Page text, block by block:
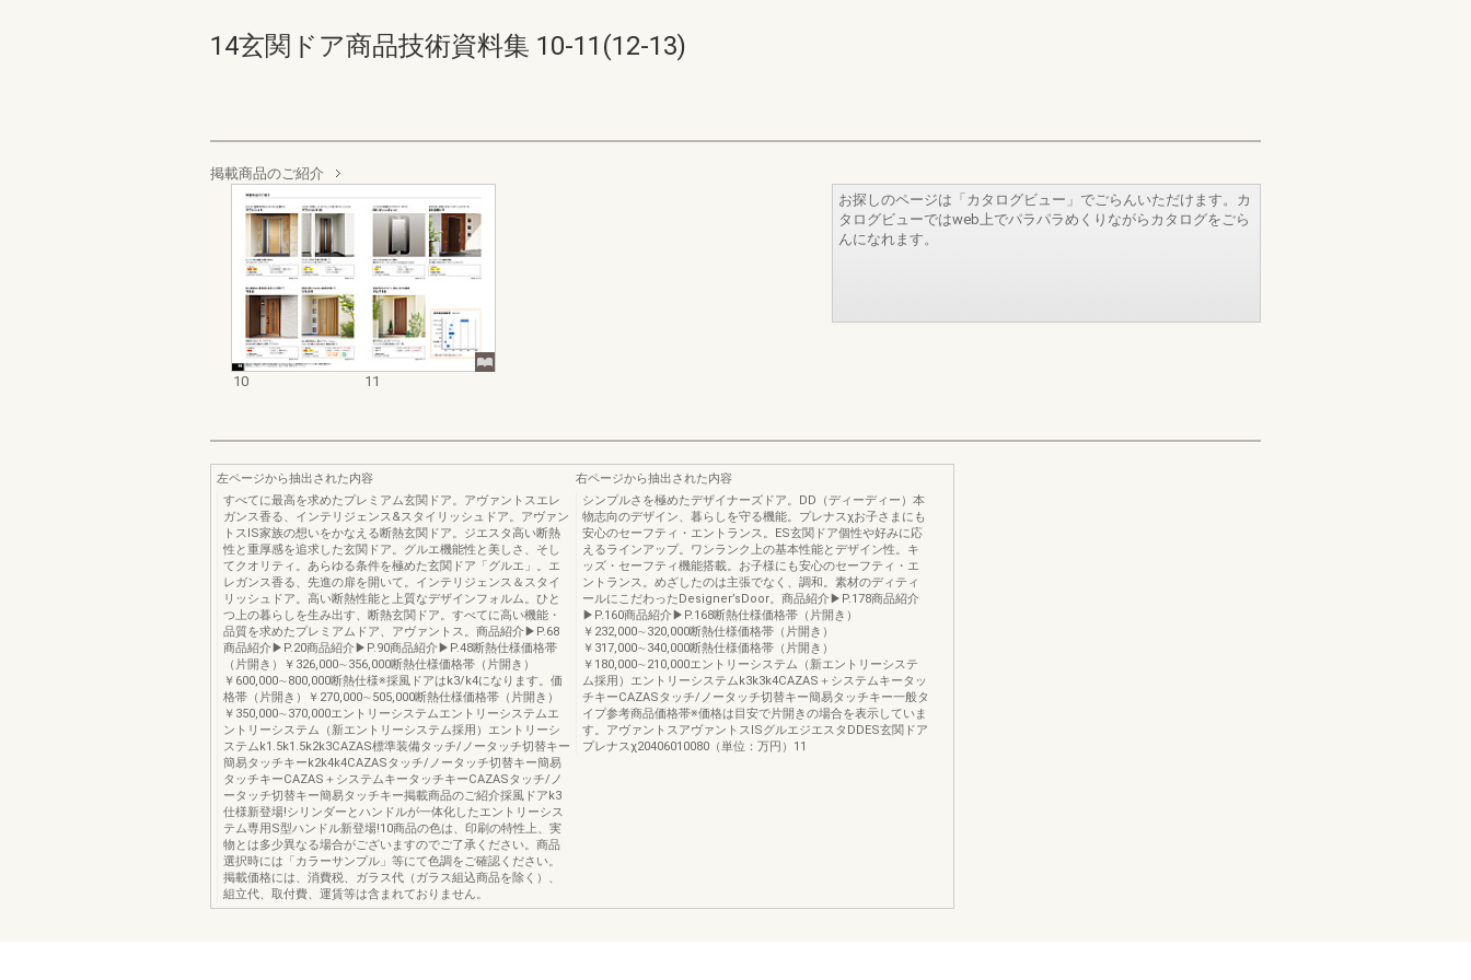
14玄関ドア商品技術資料集 10-11(12-13)
掲載商品のご紹介
10 11
お探しのページは「カタログビュー」でごらんいただけます。カ
タログビューではweb上でパラパラめくりながらカタログをごら
んになれます。
左ページから抽出された内容
すべてに最高を求めたプレミアム玄関ドア。アヴァントスエレ
ガンス香る、インテリジェンス&スタイリッシュドア。アヴァン
トスIS家族の想いをかなえる断熱玄関ドア。ジエスタ高い断熱
性と重厚感を追求した玄関ドア。グルエ機能性と美しさ、そし
てクオリティ。あらゆる条件を極めた玄関ドア「グルエ」。エ
レガンス香る、先進の扉を開いて。インテリジェンス＆スタイ
リッシュドア。高い断熱性能と上質なデザインフォルム。ひと
つ上の暮らしを生み出す、断熱玄関ドア。すべてに高い機能・
品質を求めたプレミアムドア、アヴァントス。商品紹介▶P.68
商品紹介▶P.20商品紹介▶P.90商品紹介▶P.48断熱仕様価格帯
（片開き）￥326,000∼356,000断熱仕様価格帯（片開き）
￥600,000∼800,000断熱仕様※採風ドアはk3/k4になります。価
格帯（片開き）￥270,000∼505,000断熱仕様価格帯（片開き）
￥350,000∼370,000エントリーシステムエントリーシステムエ
ントリーシステム（新エントリーシステム採用）エントリーシ
ステムk1.5k1.5k2k3CAZAS標準装備タッチ/ノータッチ切替キー
簡易タッチキーk2k4k4CAZASタッチ/ノータッチ切替キー簡易
タッチキーCAZAS＋システムキータッチキーCAZASタッチ/ノ
ータッチ切替キー簡易タッチキー掲載商品のご紹介採風ドアk3
仕様新登場!シリンダーとハンドルが一体化したエントリーシス
テム専用S型ハンドル新登場!10商品の色は、印刷の特性上、実
物とは多少異なる場合がございますのでご了承ください。商品
選択時には「カラーサンプル」等にて色調をご確認ください。
掲載価格には、消費税、ガラス代（ガラス組込商品を除く）、
組立代、取付費、運賃等は含まれておりません。
右ページから抽出された内容
シンプルさを極めたデザイナーズドア。DD（ディーディー）本
物志向のデザイン、暮らしを守る機能。プレナスχお子さまにも
安心のセーフティ・エントランス。ES玄関ドア個性や好みに応
えるラインアップ。ワンランク上の基本性能とデザイン性。キ
ッズ・セーフティ機能搭載。お子様にも安心のセーフティ・エ
ントランス。めざしたのは主張でなく、調和。素材のディティ
ールにこだわったDesigner’sDoor。商品紹介▶P.178商品紹介
▶P.160商品紹介▶P.168断熱仕様価格帯（片開き）
￥232,000∼320,000断熱仕様価格帯（片開き）
￥317,000∼340,000断熱仕様価格帯（片開き）
￥180,000∼210,000エントリーシステム（新エントリーシステ
ム採用）エントリーシステムk3k3k4CAZAS＋システムキータッ
チキーCAZASタッチ/ノータッチ切替キー簡易タッチキー一般タ
イプ参考商品価格帯※価格は目安で片開きの場合を表示していま
す。アヴァントスアヴァントスISグルエジエスタDDES玄関ドア
プレナスχ20406010080（単位：万円）11